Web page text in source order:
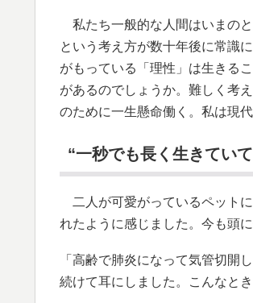
私たち一般的な人間はいまの
という考え方が数十年後に常識
がもっている「理性」は生きる
があるのでしょうか。難しく考
のために一生懸命働く。私は現
“一秒でも長く生きてい
二人が可愛がっているペット
れたように感じました。今も頭
「高齢で肺炎になって気管切開
続けて耳にしました。こんなと